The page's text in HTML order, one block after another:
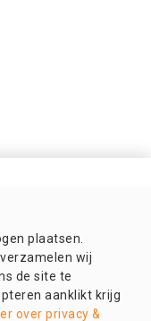
plaatsen.
wij
de site te
aanklikt krijg
over privacy &